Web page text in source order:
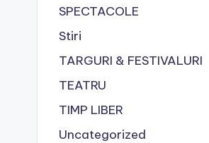
SPECTACOLE
Stiri
TARGURI & FESTIVALURI
TEATRU
TIMP LIBER
Uncategorized